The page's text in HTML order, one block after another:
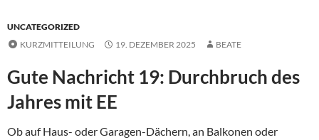
UNCATEGORIZED
KURZMITTEILUNG
19. DEZEMBER 2025 BEATE
Gute Nachricht 19: Durchbruch des
Jahres mit EE
Ob auf Haus- oder Garagen-Dächern, an Balkonen oder